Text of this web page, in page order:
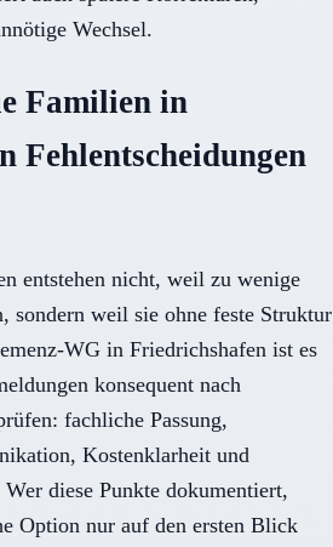
Wechsel.
Familien in
Fehlentscheidungen
entstehen nicht, weil zu wenige
sondern weil sie ohne feste Struktur
WG in Friedrichshafen ist es
konsequent nach
fachliche Passung,
Kostenklarheit und
diese Punkte dokumentiert,
Option nur auf den ersten Blick